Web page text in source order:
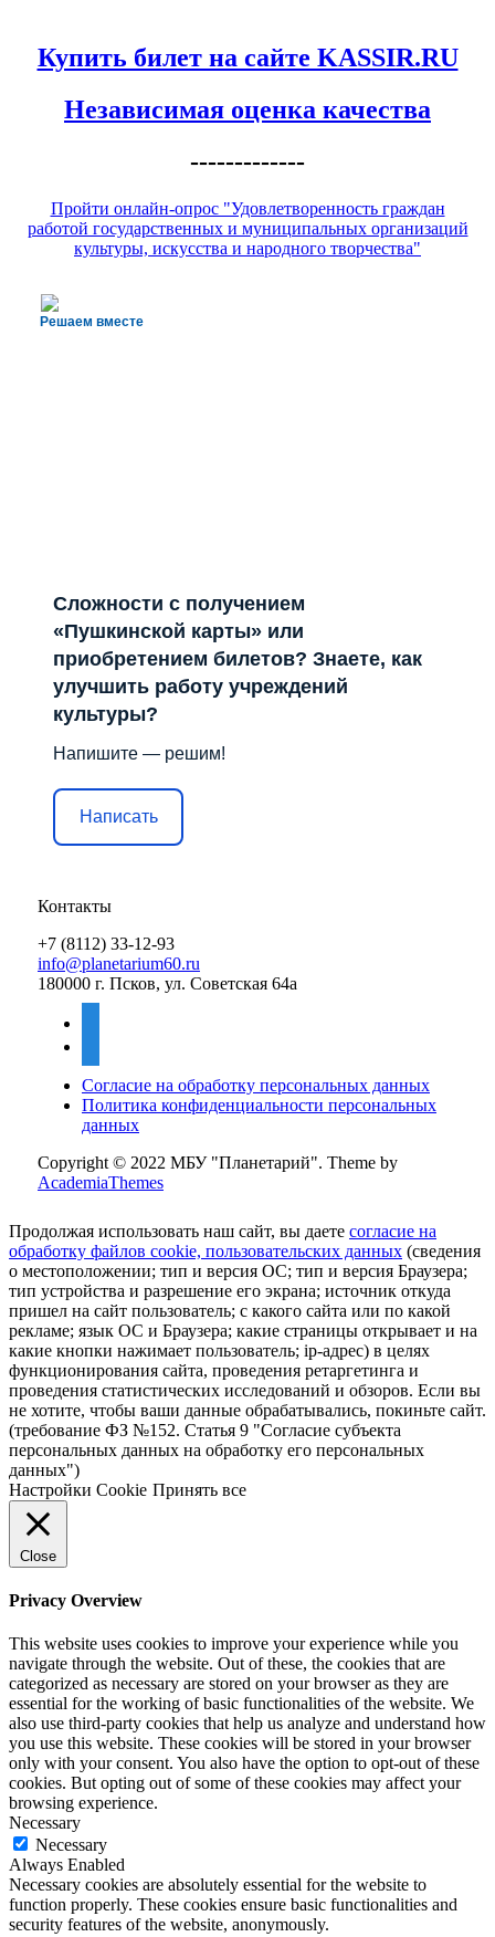
Купить билет на сайте KASSIR.RU
Независимая оценка качества
-------------
Пройти онлайн-опрос "Удовлетворенность граждан
работой государственных и муниципальных организаций
культуры, искусства и народного творчества"
Решаем вместе
Сложности с получением
«Пушкинской карты» или
приобретением билетов? Знаете, как
улучшить работу учреждений
культуры?
Напишите — решим!
Написать
Контакты
+7 (8112) 33-12-93
info@planetarium60.ru
180000 г. Псков, ул. Советская 64а
Согласие на обработку персональных данных
Политика конфиденциальности персональных
данных
Copyright © 2022 МБУ "Планетарий". Theme by
AcademiaThemes
Продолжая использовать наш сайт, вы даете согласие на
обработку файлов cookie, пользовательских данных (сведения
о местоположении; тип и версия ОС; тип и версия Браузера;
тип устройства и разрешение его экрана; источник откуда
пришел на сайт пользователь; с какого сайта или по какой
рекламе; язык ОС и Браузера; какие страницы открывает и на
какие кнопки нажимает пользователь; ip-адрес) в целях
функционирования сайта, проведения ретаргетинга и
проведения статистических исследований и обзоров. Если вы
не хотите, чтобы ваши данные обрабатывались, покиньте сайт.
(требование ФЗ №152. Статья 9 "Согласие субъекта
персональных данных на обработку его персональных
данных")
Настройки Cookie Принять все
Close
Privacy Overview
This website uses cookies to improve your experience while you
navigate through the website. Out of these, the cookies that are
categorized as necessary are stored on your browser as they are
essential for the working of basic functionalities of the website. We
also use third-party cookies that help us analyze and understand how
you use this website. These cookies will be stored in your browser
only with your consent. You also have the option to opt-out of these
cookies. But opting out of some of these cookies may affect your
browsing experience.
Necessary
Necessary
Always Enabled
Necessary cookies are absolutely essential for the website to
function properly. These cookies ensure basic functionalities and
security features of the website, anonymously.